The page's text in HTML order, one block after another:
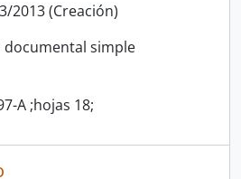
2013 (Creación)
documental simple
A ;hojas 18;